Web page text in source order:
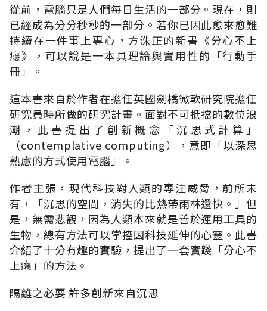
從前，電腦只是人們每日生活的一部分。現在，則
已經成為分分秒秒的一部分。若你已因此愈來愈難
持續在一件事上專心，方洙正的新書《分心不上
癮》，可以說是一本具理論與實用性的「行動手
冊」。
這本書來自於作者在擔任英國劍橋微軟研究院擔任
研究員時所做的研究計畫。面對不可抵擋的數位浪
潮，此書提出了創新概念「沉思式計算」
（contemplative computing），意即「以深思
熟慮的方式使用電腦」。
作者主張，現代科技對人類的專注威脅，前所未
有，「沉思的空間，消失的比熱帶雨林還快。」但
是，無需悲觀，因為人類本來就是善於運用工具的
生物，總有方法可以掌控因科技延伸的心靈。此書
介紹了十分有趣的實驗，提出了一套實踐「分心不
上癮」的方法。
隔離之必要 許多創新來自沉思